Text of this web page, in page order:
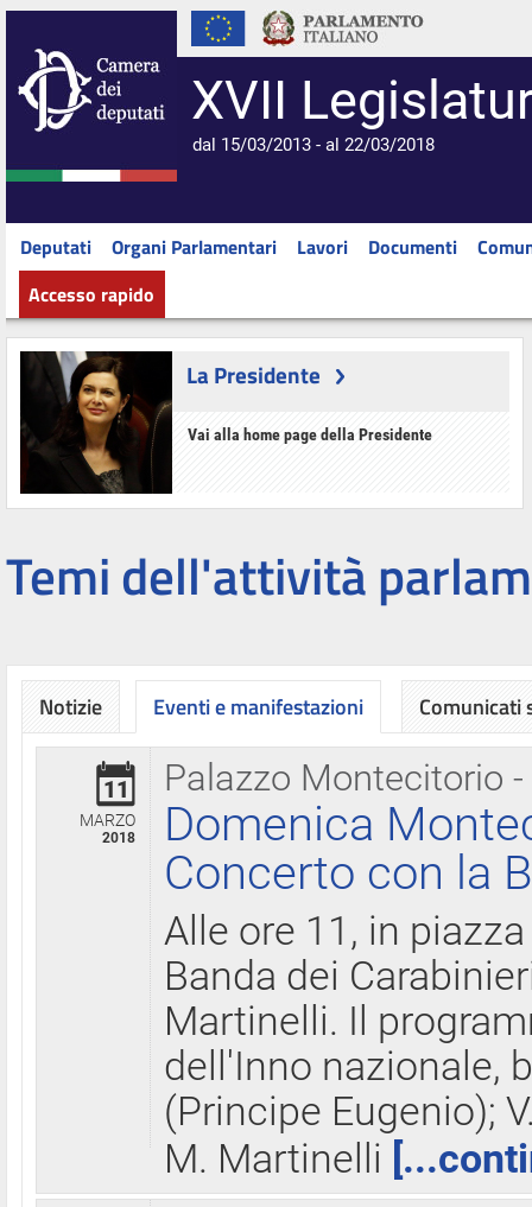
XVII
dal 15/03/2013 - al 22/03/2018
Deputati Organi Parlamentari Lavori Documenti
Accesso rapido
La Presidente
Vai alla home page della Presidente
Temi dell'attività
Notizie Eventi e manifestazioni
Palazzo Montecitorio
11
MARZO
2018
Domenica
Concerto con la
Alle ore 11, in
Banda dei
Martinelli. Il
dell'Inno nazionale,
(Principe Eugenio);
M. Martinelli
Comunicati